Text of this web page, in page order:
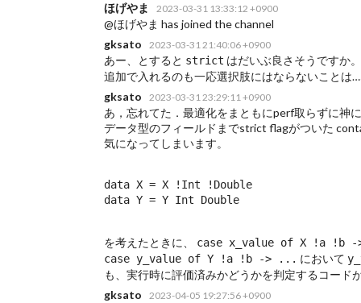
ほげやま
2023-03-31 13:33:12 +0900
@ほげやま has joined the channel
gksato
2023-03-31 21:40:06 +0900
あー、とすると strict はだいぶ良さそうですか
追加で入れるのも一応選択肢にはならないことは
gksato
2023-03-31 23:29:11 +0900
あ，忘れてた．最適化をまともにperf取らずに神
データ型のフィールドまでstrict flagがついた
気になってしまいます。
data X = X !Int !Double
data Y = Y Int Double
を考えたときに、
case x_value of X !a !b
case y_value of Y !a !b -> ... において
も、実行時に評価済みかどうかを判定するコー
gksato
2023-04-05 19:27:56 +0900